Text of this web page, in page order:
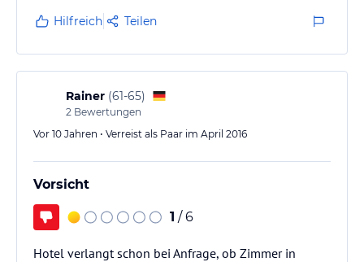
Hilfreich Teilen
Rainer (61-65)
2 Bewertungen
Vor 10 Jahren • Verreist als Paar im April 2016
Vorsicht
1 / 6
Hotel verlangt schon bei Anfrage, ob Zimmer in